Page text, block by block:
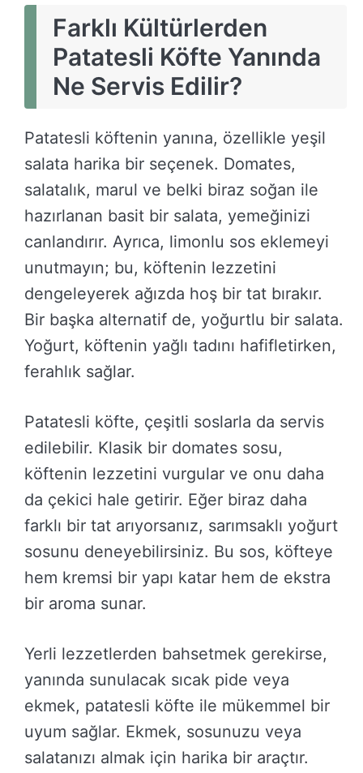
Farklı Kültürlerden
Patatesli Köfte Yanında
Ne Servis Edilir?
Patatesli köftenin yanına, özellikle yeşil
salata harika bir seçenek. Domates,
salatalık, marul ve belki biraz soğan ile
hazırlanan basit bir salata, yemeğinizi
canlandırır. Ayrıca, limonlu sos eklemeyi
unutmayın; bu, köftenin lezzetini
dengeleyerek ağızda hoş bir tat bırakır.
Bir başka alternatif de, yoğurtlu bir salata.
Yoğurt, köftenin yağlı tadını hafifletirken,
ferahlık sağlar.
Patatesli köfte, çeşitli soslarla da servis
edilebilir. Klasik bir domates sosu,
köftenin lezzetini vurgular ve onu daha
da çekici hale getirir. Eğer biraz daha
farklı bir tat arıyorsanız, sarımsaklı yoğurt
sosunu deneyebilirsiniz. Bu sos, köfteye
hem kremsi bir yapı katar hem de ekstra
bir aroma sunar.
Yerli lezzetlerden bahsetmek gerekirse,
yanında sunulacak sıcak pide veya
ekmek, patatesli köfte ile mükemmel bir
uyum sağlar. Ekmek, sosunuzu veya
salatanızı almak için harika bir araçtır.